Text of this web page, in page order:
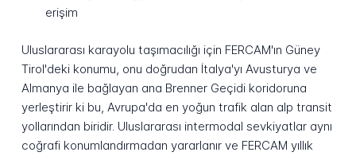
erişim
Uluslararası karayolu taşımacılığı için FERCAM'ın Güney
Tirol'deki konumu, onu doğrudan İtalya'yı Avusturya ve
Almanya ile bağlayan ana Brenner Geçidi koridoruna
yerleştirir ki bu, Avrupa'da en yoğun trafik alan alp transit
yollarından biridir. Uluslararası intermodal sevkiyatlar aynı
coğrafi konumlandırmadan yararlanır ve FERCAM yıllık